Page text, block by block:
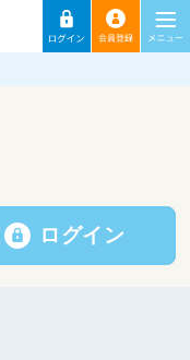
ログイン